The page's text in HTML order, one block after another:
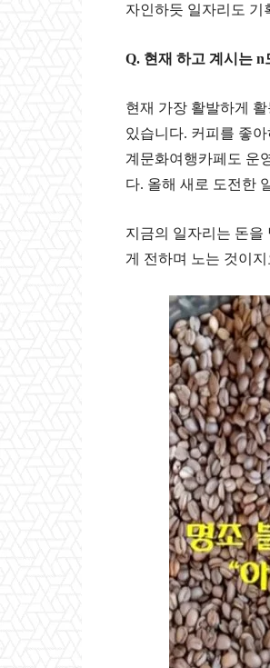
자인하듯 일자리도 기
Q. 현재 하고 계시는 n
현재 가장 활발하게
있습니다. 커피를 좋아
계문화여행카페도 운
다. 올해 새로 도전한
지금의 일자리는 돈을
게 전하며 노는 것이